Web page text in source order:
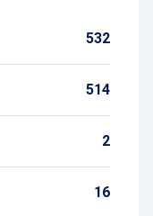
532
514
2
16